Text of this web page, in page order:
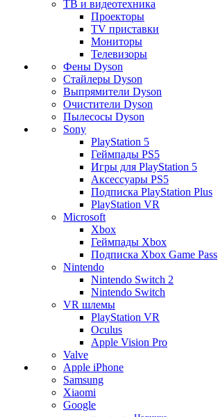
ТВ и видеотехника
Проекторы
TV приставки
Мониторы
Телевизоры
Фены Dyson
Стайлеры Dyson
Выпрямители Dyson
Очистители Dyson
Пылесосы Dyson
Sony
PlayStation 5
Геймпады PS5
Игры для PlayStation 5
Аксессуары PS5
Подписка PlayStation Plus
PlayStation VR
Microsoft
Xbox
Геймпады Xbox
Подписка Xbox Game Pass
Nintendo
Nintendo Switch 2
Nintendo Switch
VR шлемы
PlayStation VR
Oculus
Apple Vision Pro
Valve
Apple iPhone
Samsung
Xiaomi
Google